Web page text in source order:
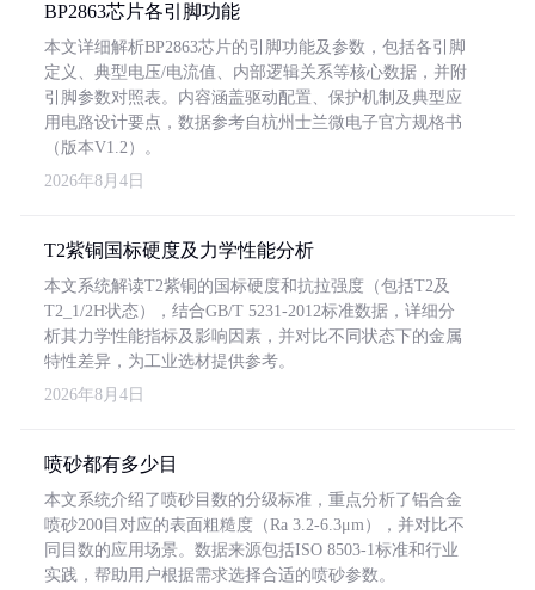
BP2863芯片各引脚功能
本文详细解析BP2863芯片的引脚功能及参数，包括各引脚
定义、典型电压/电流值、内部逻辑关系等核心数据，并附
引脚参数对照表。内容涵盖驱动配置、保护机制及典型应
用电路设计要点，数据参考自杭州士兰微电子官方规格书
（版本V1.2）。
2026年8月4日
T2紫铜国标硬度及力学性能分析
本文系统解读T2紫铜的国标硬度和抗拉强度（包括T2及
T2_1/2H状态），结合GB/T 5231-2012标准数据，详细分
析其力学性能指标及影响因素，并对比不同状态下的金属
特性差异，为工业选材提供参考。
2026年8月4日
喷砂都有多少目
本文系统介绍了喷砂目数的分级标准，重点分析了铝合金
喷砂200目对应的表面粗糙度（Ra 3.2-6.3μm），并对比不
同目数的应用场景。数据来源包括ISO 8503-1标准和行业
实践，帮助用户根据需求选择合适的喷砂参数。